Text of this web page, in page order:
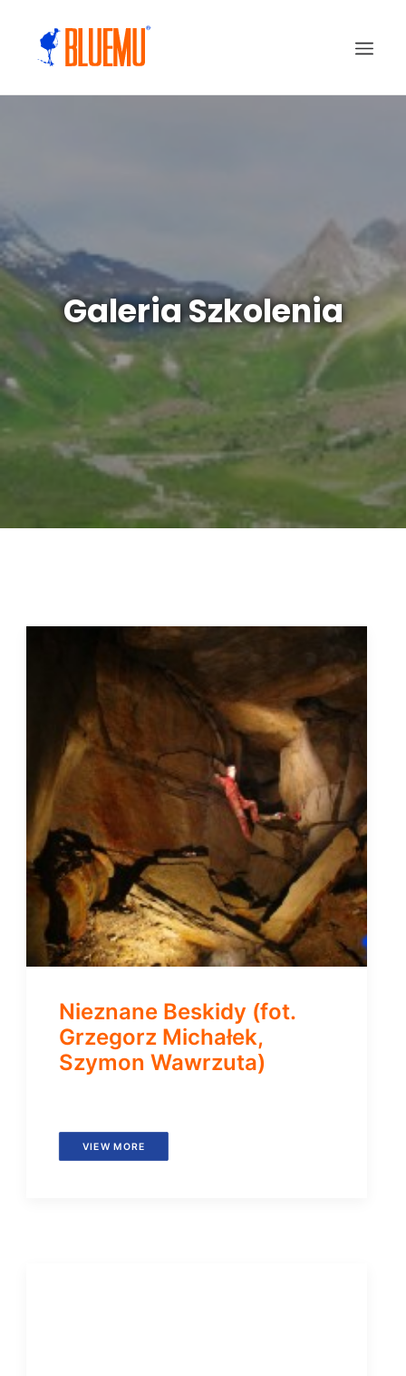
Galeria Szkolenia
Nieznane Beskidy (fot.
Grzegorz Michałek,
Szymon Wawrzuta)
VIEW MORE